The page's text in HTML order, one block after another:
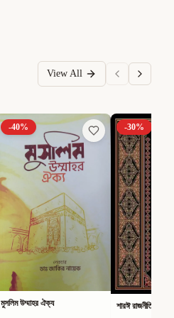
View All
-40%
মুসলিম উম্মাহর ঐক্য
-30%
শারঈ রাজনীতি